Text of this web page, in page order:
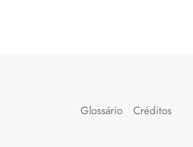
Glossário Créditos